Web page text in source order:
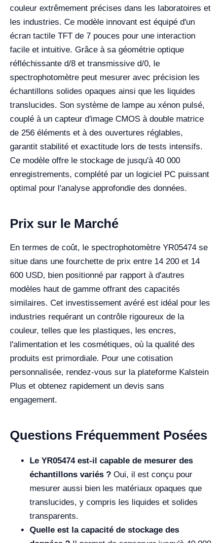
couleur extrêmement précises dans les laboratoires et
les industries. Ce modèle innovant est équipé d'un
écran tactile TFT de 7 pouces pour une interaction
facile et intuitive. Grâce à sa géométrie optique
réfléchissante d/8 et transmissive d/0, le
spectrophotomètre peut mesurer avec précision les
échantillons solides opaques ainsi que les liquides
translucides. Son système de lampe au xénon pulsé,
couplé à un capteur d'image CMOS à double matrice
de 256 éléments et à des ouvertures réglables,
garantit stabilité et exactitude lors de tests intensifs.
Ce modèle offre le stockage de jusqu'à 40 000
enregistrements, complété par un logiciel PC puissant
optimal pour l'analyse approfondie des données.
Prix sur le Marché
En termes de coût, le spectrophotomètre YR05474 se
situe dans une fourchette de prix entre 14 200 et 14
600 USD, bien positionné par rapport à d'autres
modèles haut de gamme offrant des capacités
similaires. Cet investissement avéré est idéal pour les
industries requérant un contrôle rigoureux de la
couleur, telles que les plastiques, les encres,
l'alimentation et les cosmétiques, où la qualité des
produits est primordiale. Pour une cotisation
personnalisée, rendez-vous sur la plateforme Kalstein
Plus et obtenez rapidement un devis sans
engagement.
Questions Fréquemment Posées
Le YR05474 est-il capable de mesurer des
échantillons variés ? Oui, il est conçu pour
mesurer aussi bien les matériaux opaques que
translucides, y compris les liquides et solides
transparents.
Quelle est la capacité de stockage des